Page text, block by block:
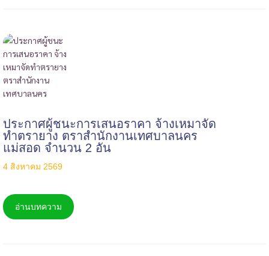
ประกาศผู้ชนะการเสนอราคา จ้างเหมาจัด
ทำตรายาง ตราสำนักงานเทศบาลนคร
แม่สอด จำนวน 2 อัน
4 สิงหาคม 2569
อ่านบทความ